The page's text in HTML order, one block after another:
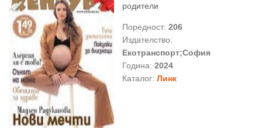
родители
Поредност:206
Издателство:
Екотранспорт;София
Година:2024
Каталог:Линк